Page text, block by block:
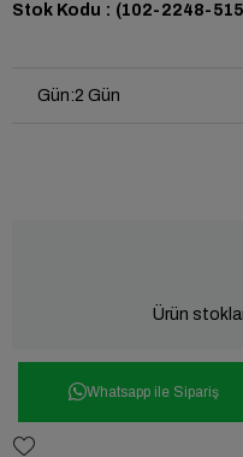
Stok Kodu (102-2248-
Gün:2 Gün
Ürün
Whatsapp ile Sipariş